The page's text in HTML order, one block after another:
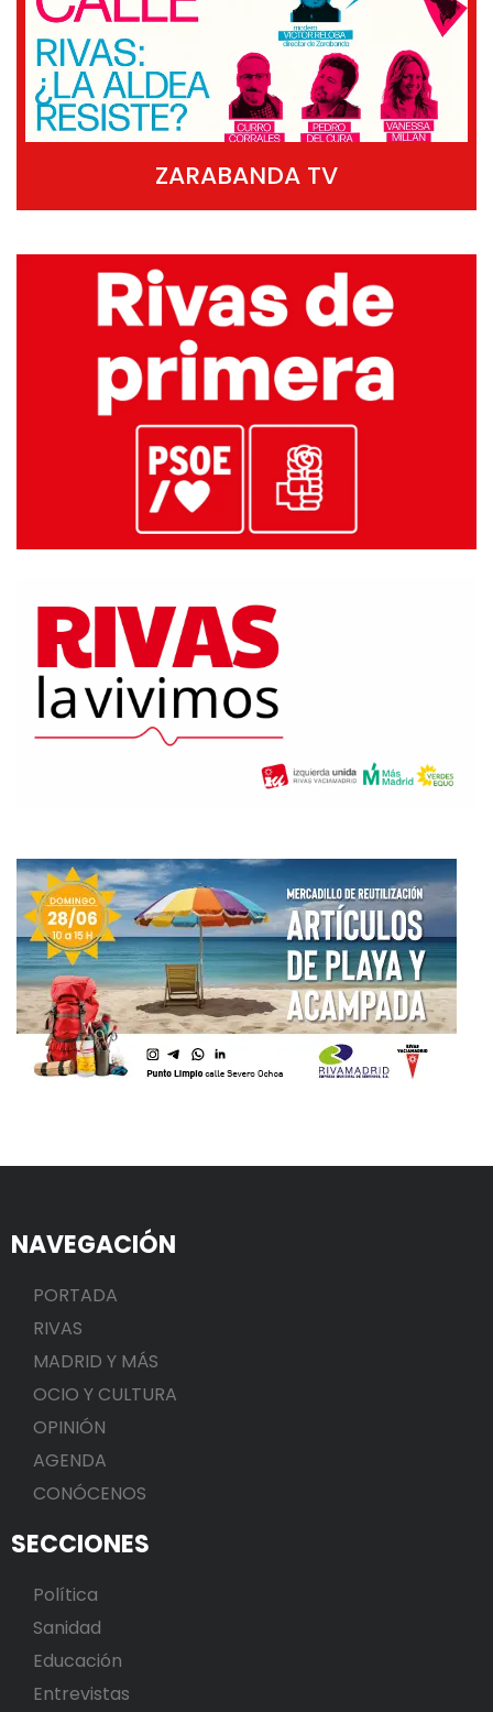
ZARABANDA TV
NAVEGACIÓN
PORTADA
RIVAS
MADRID Y MÁS
OCIO Y CULTURA
OPINIÓN
AGENDA
CONÓCENOS
SECCIONES
Política
Sanidad
Educación
Entrevistas